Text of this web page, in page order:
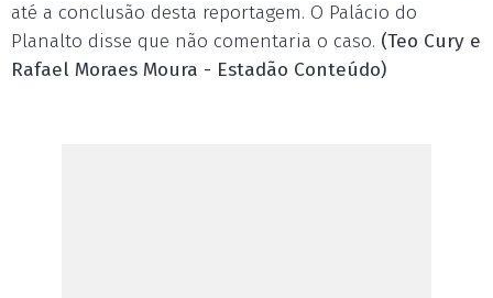
até a conclusão desta reportagem. O Palácio do
Planalto disse que não comentaria o caso. (Teo Cury e
Rafael Moraes Moura - Estadão Conteúdo)